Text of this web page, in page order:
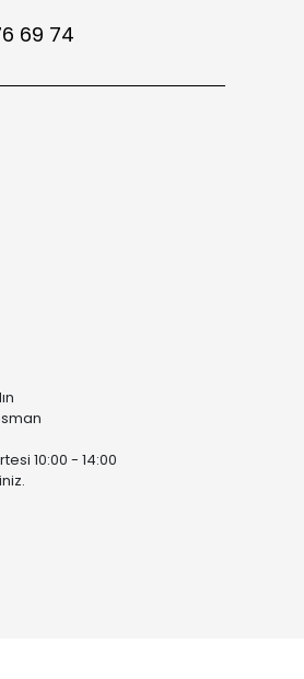
69 74
10:00 - 14:00